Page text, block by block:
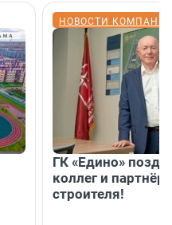
НОВОСТИ
ГК «Едино»
коллег и
строителя!